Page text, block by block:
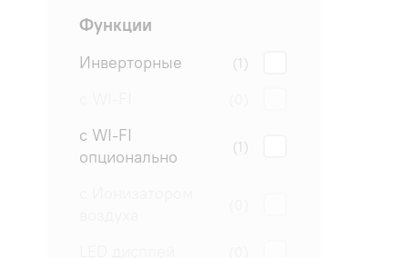
Функции
Инверторные (1)
с WI-FI
опционально
(1)